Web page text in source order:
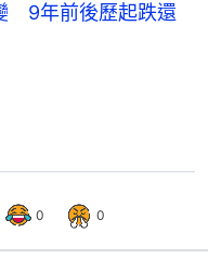
9年前後歷起跌還
0 0